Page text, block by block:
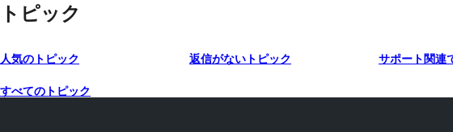
トピック
人気のトピック 返信がないトピック サポート関連
すべてのトピック